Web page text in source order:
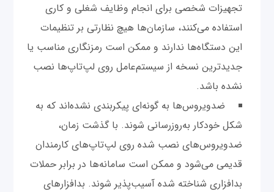
تجهیزات شخصی برای انجام وظایف شغلی و کاری
استفاده می‌کنند، سازمان‌ها هیچ نظارتی بر تنظیمات
این دستگاه‌ها ندارند و ممکن است رمزنگاری مناسب یا
جدیدترین نسخه از سیستم‌عامل روی لپ‌تاپ‌ها نصب
نشده باشد.
ضدویروس‌ها به گونه‌ای پیکربندی نشده‌اند که به
شکل خودکار به‌روزرسانی شوند. با گذشت زمان،
ضدویروس‌های نصب شده روی لپ‌تاپ‌های کارمندان
قدیمی می‌شود و ممکن است سامانه‌ها در برابر حملات
بدافزاری شناخته شده آسیب‌پذیر شوند. بدافزارهای